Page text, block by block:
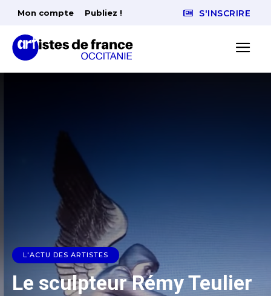
Mon compte Publiez ! S'INSCRIRE
L'ACTU DES ARTISTES
Le sculpteur Rémy Teulier